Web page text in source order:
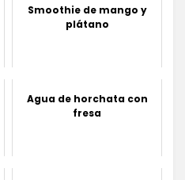
Smoothie de mango y
plátano
Agua de horchata con
fresa